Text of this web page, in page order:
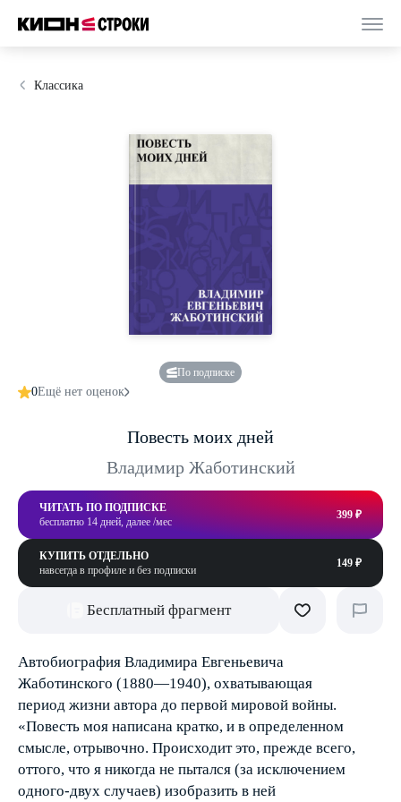
Классика
По подписке
0Ещё нет оценок
Повесть моих дней
Владимир Жаботинский
ЧИТАТЬ ПО ПОДПИСКЕ
бесплатно 14 дней, далее /мес
399 ₽
КУПИТЬ ОТДЕЛЬНО
навсегда в профиле и без подписки
149 ₽
Бесплатный фрагмент
Автобиография Владимира Евгеньевича
Жаботинского (1880—1940), охватывающая
период жизни автора до первой мировой войны.
«Повесть моя написана кратко, и в определенном
смысле, отрывочно. Происходит это, прежде всего,
оттого, что я никогда не пытался (за исключением
одного-двух случаев) изобразить в ней